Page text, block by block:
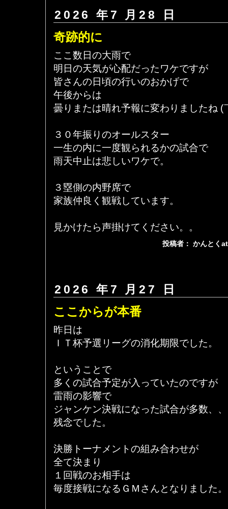
2026 年7 月28 日
奇跡的に
ここ数日の大雨で
明日の天気が心配だったワケですが
皆さんの日頃の行いのおかげで
午後からは
曇りまたは晴れ予報に変わりましたね
３０年振りのオールスター
一生の内に一度観られるかの試合で
雨天中止は悲しいワケで。
３塁側の内野席で
家族仲良く観戦しています。
見かけたら声掛けてください。。
投稿者： かんとく
2026 年7 月27 日
ここからが本番
昨日は
ＩＴ杯予選リーグの消化期限でした。
ということで
多くの試合予定が入っていたのですが
雷雨の影響で
ジャンケン決戦になった試合が多数、、
残念でした。
決勝トーナメントの組み合わせが
全て決まり
１回戦のお相手は
毎度接戦になるＧＭさんとなりました。